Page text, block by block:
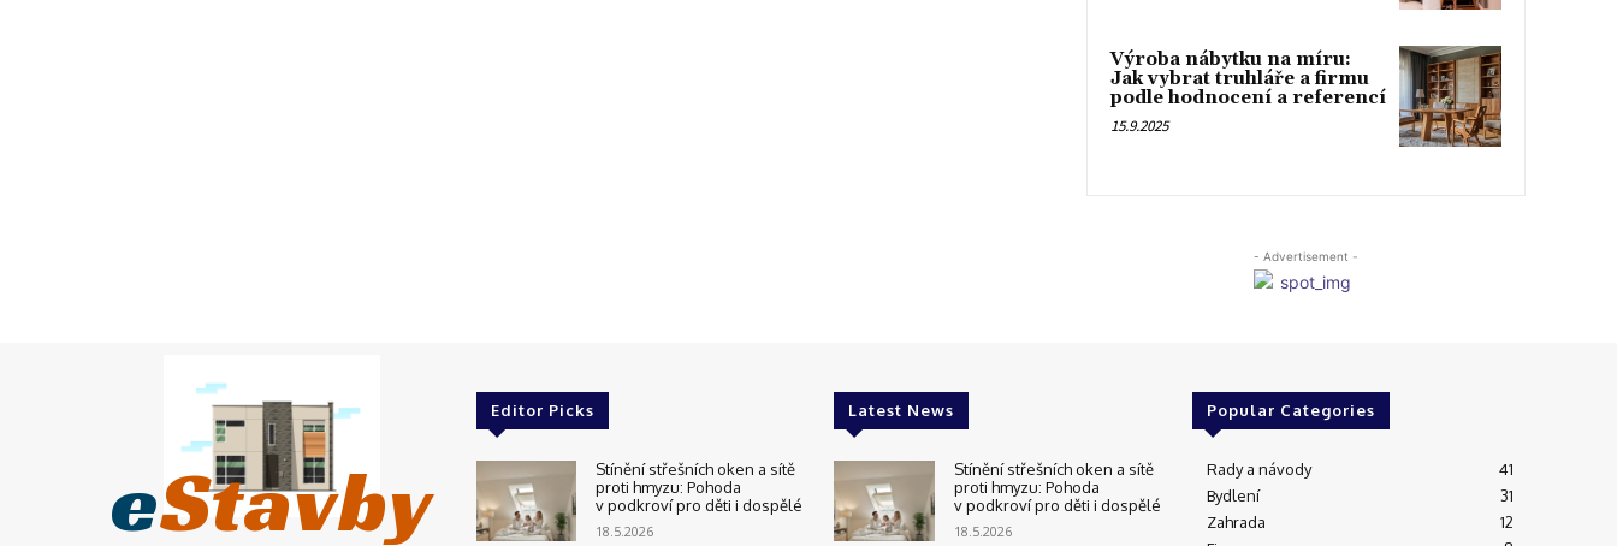
Výroba nábytku na míru:
Jak vybrat truhláře a firmu
podle hodnocení a referencí
15.9.2025
- Advertisement -
eStavby
Editor Picks
Stínění střešních oken a sítě
proti hmyzu: Pohoda
v podkroví pro děti i dospělé
18.5.2026
Latest News
Stínění střešních oken a sítě
proti hmyzu: Pohoda
v podkroví pro děti i dospělé
18.5.2026
Popular Categories
Rady a návody
41
Bydlení
31
Zahrada
12